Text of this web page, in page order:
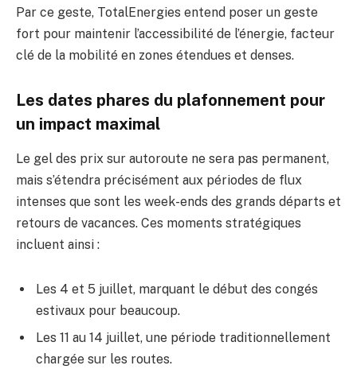
Par ce geste, TotalEnergies entend poser un geste
fort pour maintenir l’accessibilité de l’énergie, facteur
clé de la mobilité en zones étendues et denses.
Les dates phares du plafonnement pour
un impact maximal
Le gel des prix sur autoroute ne sera pas permanent,
mais s’étendra précisément aux périodes de flux
intenses que sont les week-ends des grands départs et
retours de vacances. Ces moments stratégiques
incluent ainsi :
Les 4 et 5 juillet, marquant le début des congés
estivaux pour beaucoup.
Les 11 au 14 juillet, une période traditionnellement
chargée sur les routes.